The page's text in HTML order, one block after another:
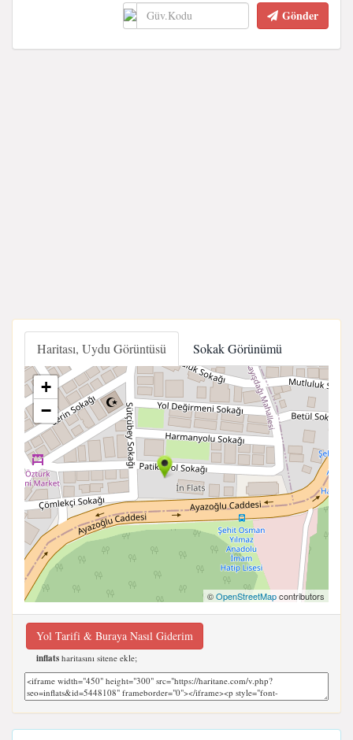
Gönder
Haritası, Uydu Görüntüsü Sokak Görünümü
+
−
©OpenStreetMapcontributors
Yol Tarifi & Buraya Nasıl Giderim
inflats haritasını sitene ekle;